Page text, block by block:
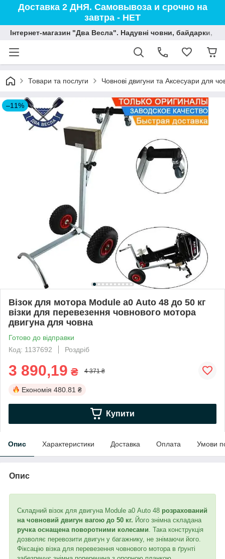
Доставка 2 ДНЯ. Самовывоза и срочно на
завтра - НЕТ
Інтернет-магазин "Два Весла". Надувні човни, байдарки,
Товари та послуги Човнові двигуни та Аксесуари для
–11%
Візок для мотора Module а0 Auto 48 до 50 кг
візки для перевезення човнового мотора
двигуна для човна
Готово до відправки
Код: 1137692
Роздріб
3 890,19 ₴ 4 371 ₴
Економія 480.81 ₴
Купити
Опис Характеристики Доставка Оплата Умови
Опис
Складний візок для двигуна Module а0 Auto 48 розрахований
на човновий двигун вагою до 50 кг. Його знімна складана
ручка оснащена поворотними колесами . Така конструкція
дозволяє перевозити двигун у багажнику, не знімаючи його.
Фіксацію візка для перевезення човнового мотора в ґрунті